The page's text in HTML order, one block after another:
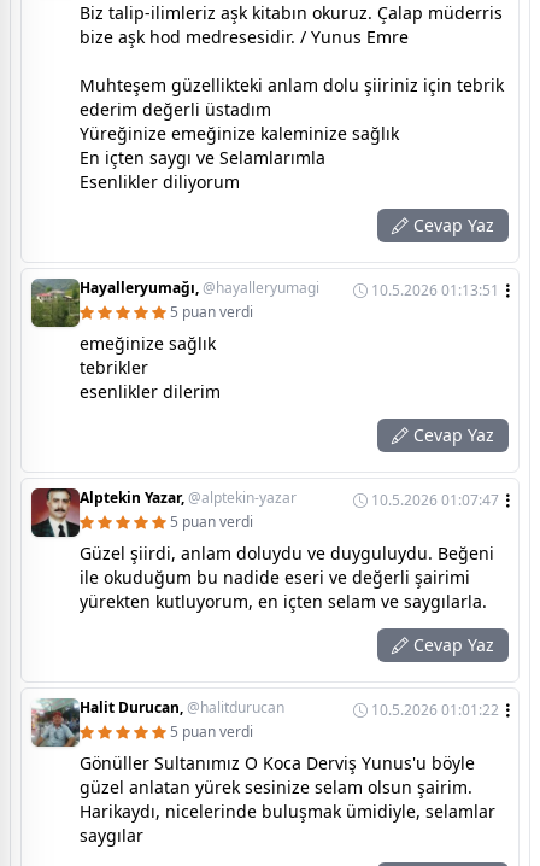
Biz talip-ilimleriz aşk kitabın okuruz. Çalap müderris
bize aşk hod medresesidir. / Yunus Emre
Muhteşem güzellikteki anlam dolu şiiriniz için tebrik
ederim değerli üstadım
Yüreğinize emeğinize kaleminize sağlık
En içten saygı ve Selamlarımla
Esenlikler diliyorum
Cevap Yaz
Hayalleryumağı,@hayalleryumagi
10.5.2026 01:13:51
5 puan verdi
emeğinize sağlık
tebrikler
esenlikler dilerim
Cevap Yaz
Alptekin Yazar,@alptekin-yazar
10.5.2026 01:07:47
5 puan verdi
Güzel şiirdi, anlam doluydu ve duyguluydu. Beğeni
ile okuduğum bu nadide eseri ve değerli şairimi
yürekten kutluyorum, en içten selam ve saygılarla.
Cevap Yaz
Halit Durucan,@halitdurucan
10.5.2026 01:01:22
5 puan verdi
Gönüller Sultanımız O Koca Derviş Yunus'u böyle
güzel anlatan yürek sesinize selam olsun şairim.
Harikaydı, nicelerinde buluşmak ümidiyle, selamlar
saygılar